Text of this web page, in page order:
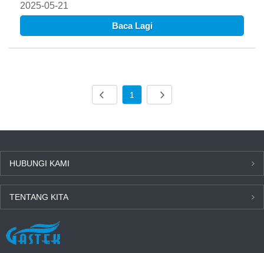
2025-05-21
Baca Lagi
1
HUBUNGI KAMI
TENTANG KITA
BERITA TERKINI